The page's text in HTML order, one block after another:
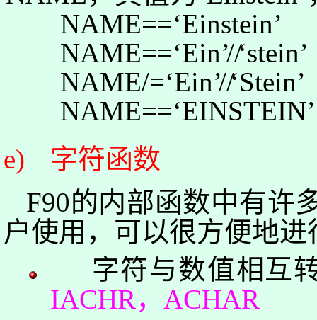
NAME==‘Einstein’
NAME==‘Ein’//‘stein’
NAME/=‘Ein’//‘Stein’
NAME==‘EINSTEIN’
e)
字符函数
F90的内部函数中有许
户使用，可以很方便地
字符与数值相互
IACHR， ACHAR